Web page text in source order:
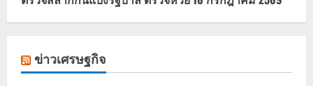
ข่าวเศรษฐกิจ